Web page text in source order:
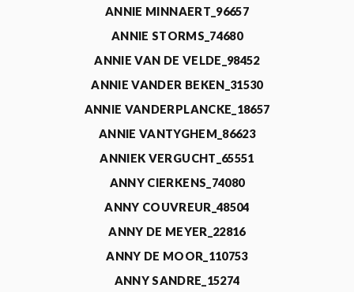
ANNIE MINNAERT_96657
ANNIE STORMS_74680
ANNIE VAN DE VELDE_98452
ANNIE VANDER BEKEN_31530
ANNIE VANDERPLANCKE_18657
ANNIE VANTYGHEM_86623
ANNIEK VERGUCHT_65551
ANNY CIERKENS_74080
ANNY COUVREUR_48504
ANNY DE MEYER_22816
ANNY DE MOOR_110753
ANNY SANDRE_15274